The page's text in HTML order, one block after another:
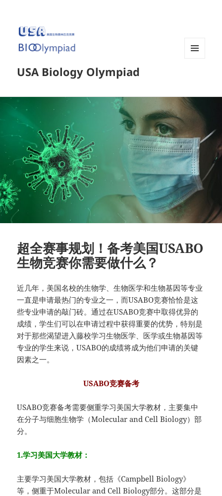
USA Biology Olympiad
超全赛事规划！备考美国USABO
生物竞赛你需要做什么？
近几年，美国名校的生物学、生物医学和生物基因等专业
一直是申请最热门的专业之一，而USABO竞赛恰恰是这
些专业申请的敲门砖。通过在USABO竞赛中取得优异的
成绩，学生们可以在申请过程中获得重要的优势，特别是
对于那些渴望进入藤校学习生物医学、医学或生物基因等
专业的学生来说，USABO的成绩将成为他们申请的关键
因素之一。
USABO竞赛备考
USABO竞赛备考需要侧重学习美国大学教材，主要集中
在分子与细胞生物学（Molecular and Cell Biology）部
分。
1.学习美国大学教材：
主要学习美国大学教材，包括《Campbell Biology》
等，侧重于Molecular and Cell Biology部分。这部分是